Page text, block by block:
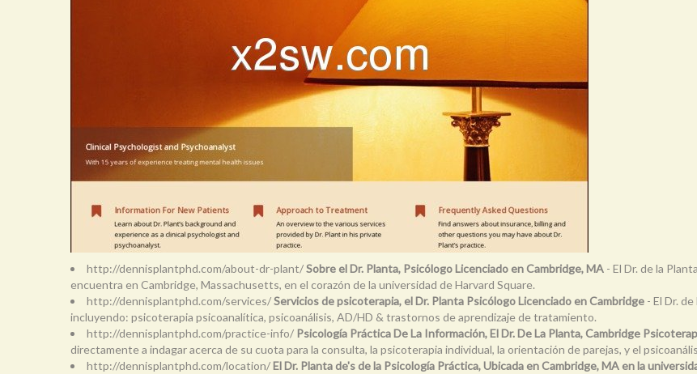
http://dennisplantphd.com/about-dr-plant/Sobre el Dr. Planta, Psicólogo Licenciado en Cambridge, MA - El Dr. de la
encuentra en Cambridge, Massachusetts, en el corazón de la universidad de Harvard Square.
http://dennisplantphd.com/services/Servicios de psicoterapia, el Dr. Planta Psicólogo Licenciado en Cambridge - El Dr.
incluyendo: psicoterapia psicoanalítica, psicoanálisis, AD/HD & trastornos de aprendizaje de tratamiento.
http://dennisplantphd.com/practice-info/ Psicología Práctica De La Información, El Dr. De La Planta, Cambridge
directamente a indagar acerca de su cuota para la consulta, la psicoterapia individual, la orientación de parejas, y el
http://dennisplantphd.com/location/El Dr. Planta de's de la Psicología Práctica, Ubicada en Cambridge, MA en la